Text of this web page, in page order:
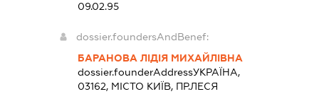
09.02.95
dossier.foundersAndBenef:
БАРАНОВА ЛІДІЯ МИХАЙЛІВНА
dossier.founderAddressУКРАЇНА,
03162, МІСТО КИЇВ, ПР.ЛЕСЯ